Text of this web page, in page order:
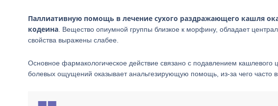
Паллиативную помощь в лечение сухого раздражающего кашля
кодеина . Вещество опиумной группы близкое к морфину, обладает
свойства выражены слабее.
Основное фармакологическое действие связано с подавлением кашлевого
болевых ощущений оказывает анальгезирующую помощь, из-за чего часто